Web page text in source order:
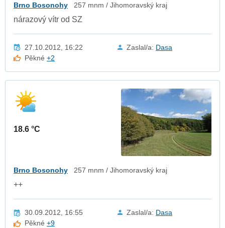
Brno Bosonohy 257 mnm / Jihomoravský kraj
nárazový vítr od SZ
27.10.2012, 16:22 Zaslal/a: Dasa
Pěkné+2
18.6 °C
Brno Bosonohy 257 mnm / Jihomoravský kraj
++
30.09.2012, 16:55 Zaslal/a: Dasa
Pěkné+9